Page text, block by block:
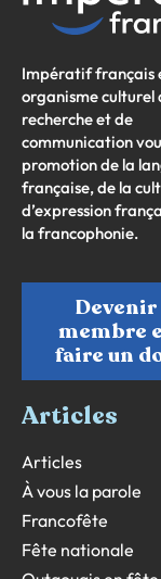
Impératif français
organisme culturel
recherche et de
communication
promotion de la
française, de la
d’expression
la francophonie.
Devenir
membre
faire un
Articles
Articles
À vous la parole
Francofête
Fête nationale